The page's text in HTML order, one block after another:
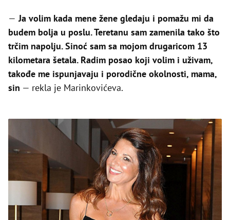
— Ja volim kada mene žene gledaju i pomažu mi da
budem bolja u poslu. Teretanu sam zamenila tako što
trčim napolju. Sinoć sam sa mojom drugaricom 13
kilometara šetala. Radim posao koji volim i uživam,
takođe me ispunjavaju i porodične okolnosti, mama,
sin — rekla je Marinkovićeva.